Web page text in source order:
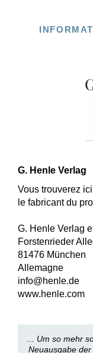
G. Henle Verlag
Vous trouverez
le fabricant du
G. Henle Verlag
Forstenrieder
81476 München
Allemagne
info@henle.de
www.henle.com
... Um so mehr
Neuausgabe